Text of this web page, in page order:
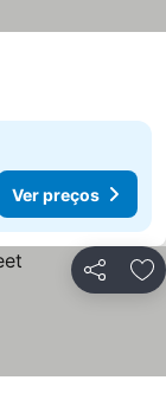
Ver preços
Partilhar